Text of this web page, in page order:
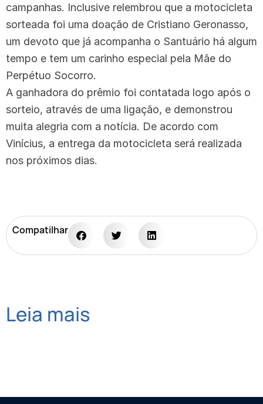
campanhas. Inclusive relembrou que a motocicleta
sorteada foi uma doação de Cristiano Geronasso,
um devoto que já acompanha o Santuário há algum
tempo e tem um carinho especial pela Mãe do
Perpétuo Socorro.
A ganhadora do prêmio foi contatada logo após o
sorteio, através de uma ligação, e demonstrou
muita alegria com a notícia. De acordo com
Vinícius, a entrega da motocicleta será realizada
nos próximos dias.
Compatilhar
Leia mais